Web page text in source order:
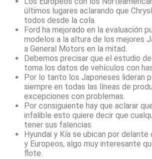
últimos lugares aclarando que
todos desde la cola.
Ford ha mejorado en la evaluación
modelos a la altura de los mejores
a General Motors en la mitad.
Debemos precisar que el estudio
toma los datos de vehículos con
Por lo tanto los Japoneses lideran
siempre en todas las líneas de
excepciones con problemas.
Por consiguiente hay que aclarar
infalible esto quiere decir que
tener sus falencias.
Hyundai y Kía se ubican por
y Europeos, algo muy interesante
flote.